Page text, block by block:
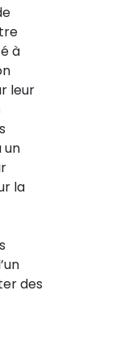
à
leur
un
la
des